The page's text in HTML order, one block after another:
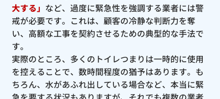
大する」 など、過度に緊急性を強調する業者には警
戒が必要です。これは、顧客の冷静な判断力を奪
い、高額な工事を契約させるための典型的な手法で
す。
実際のところ、多くのトイレつまりは一時的に使用
を控えることで、数時間程度の猶予はあります。も
ちろん、水があふれ出している場合など、本当に緊